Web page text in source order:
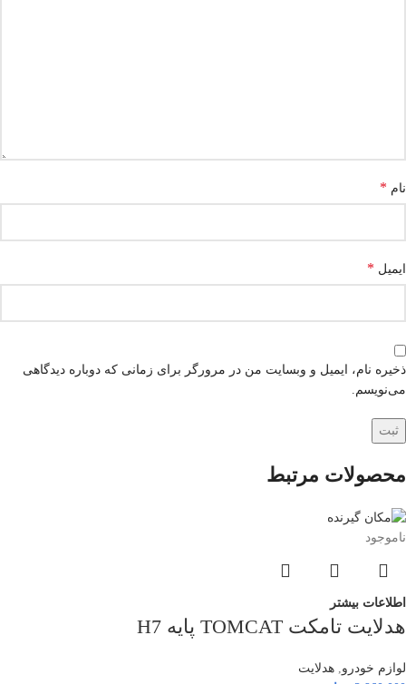
نام *
ایمیل *
ذخیره نام، ایمیل و وبسایت من در مرورگر برای زمانی که دوباره دیدگاهی
می‌نویسم.
محصولات مرتبط
ناموجود
اطلاعات بیشتر
هدلایت تامکت TOMCAT پایه H7
لوازم خودرو هدلایت